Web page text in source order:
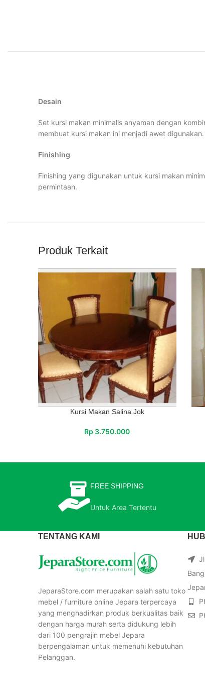
Desain
Set kursi makan minimalis anyaman dengan
membuat kursi makan ini menjadi awet
Finishing
Finishing yang digunakan untuk kursi makan
permintaan.
Produk Terkait
Kursi Makan Salina Jok
Rp 3.750.000
FREE SHIPPING
Untuk Area Tertentu
TENTANG KAMI
JeparaStore.com merupakan salah satu toko
mebel / furniture online Jepara terpercaya
yang menghadirkan produk berkualitas baik
dengan harga murah serta didukung lebih
dari 100 pengrajin mebel Jepara
berpengalaman untuk memenuhi kebutuhan
Pelanggan.